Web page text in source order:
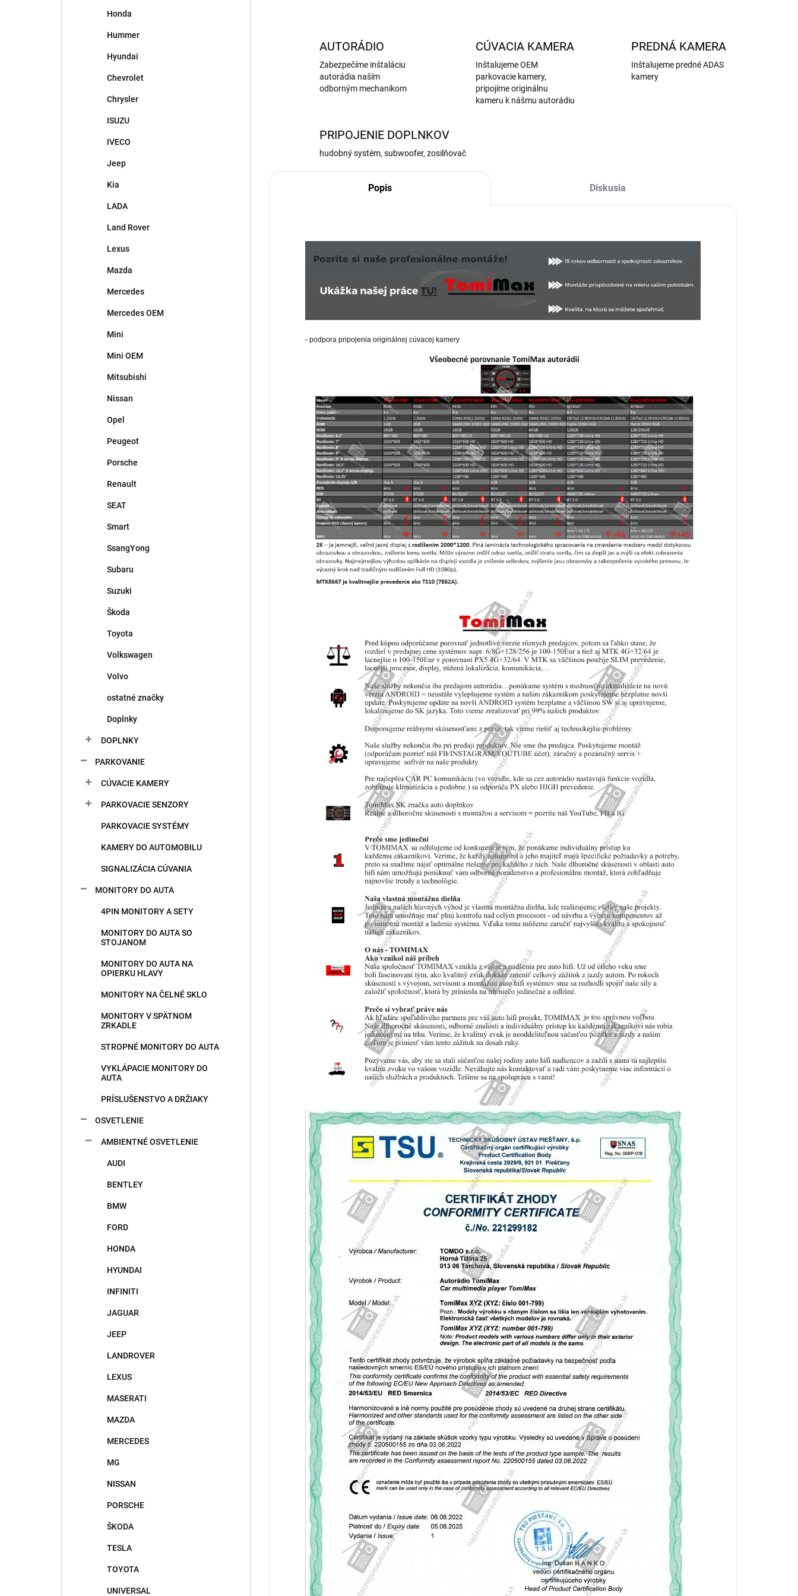
Honda
Hummer
Hyundai
Chevrolet
Chrysler
ISUZU
IVECO
Jeep
Kia
LADA
Land Rover
Lexus
Mazda
Mercedes
Mercedes OEM
Mini
Mini OEM
Mitsubishi
Nissan
Opel
Peugeot
Porsche
Renault
SEAT
Smart
SsangYong
Subaru
Suzuki
Škoda
Toyota
Volkswagen
Volvo
ostatné značky
Doplnky
DOPLNKY
PARKOVANIE
CÚVACIE KAMERY
PARKOVACIE SENZORY
PARKOVACIE SYSTÉMY
KAMERY DO AUTOMOBILU
SIGNALIZÁCIA CÚVANIA
MONITORY DO AUTA
4PIN MONITORY A SETY
MONITORY DO AUTA SO
STOJANOM
MONITORY DO AUTA NA
OPIERKU HLAVY
MONITORY NA ČELNÉ SKLO
MONITORY V SPÄTNOM
ZRKADLE
STROPNÉ MONITORY DO AUTA
VYKLÁPACIE MONITORY DO
AUTA
PRÍSLUŠENSTVO A DRŽIAKY
OSVETLENIE
AMBIENTNÉ OSVETLENIE
AUDI
BENTLEY
BMW
FORD
HONDA
HYUNDAI
INFINITI
JAGUAR
JEEP
LANDROVER
LEXUS
MASERATI
MAZDA
MERCEDES
MG
NISSAN
PORSCHE
ŠKODA
TESLA
TOYOTA
UNIVERSAL
AUTORÁDIO
Zabezpečíme inštaláciu
autorádia naším
odborným mechanikom
CÚVACIA KAMERA
Inštalujeme OEM
parkovacie kamery,
pripojíme originálnu
kameru k nášmu autorádiu
PREDNÁ KAMERA
Inštalujeme predné ADAS
kamery
PRIPOJENIE DOPLNKOV
hudobný systém, subwoofer, zosilňovač
Popis Diskusia
- podpora pripojenia originálnej cúvacej kamery